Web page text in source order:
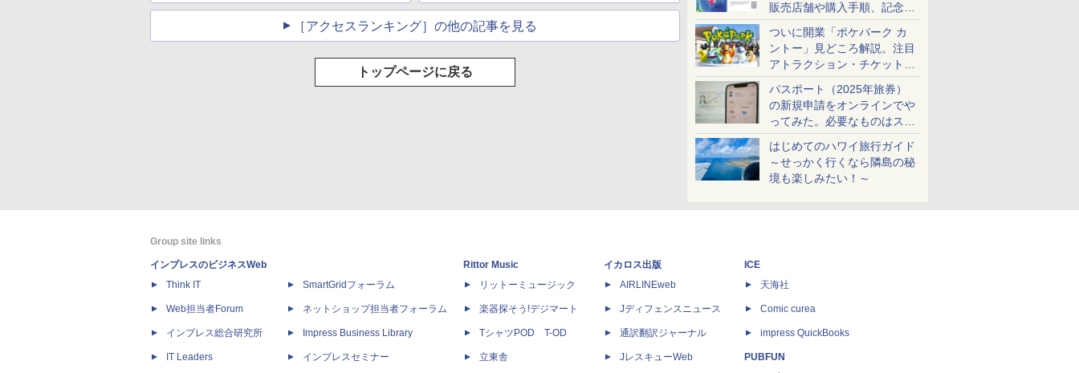
販売店舗や購入手順、記念チ
ケットも解説
ついに開業「ポケパーク カ
ントー」見どころ解説。注目
アトラクション・チケット手
配・来場前に必要な準備は？
パスポート（2025年旅券）
の新規申請をオンラインでや
ってみた。必要なものはスマ
ホとマイナカードのみ
はじめてのハワイ旅行ガイド
～せっかく行くなら隣島の秘
境も楽しみたい！～
［アクセスランキング］の他の記事を見る
トップページに戻る
Group site links
インプレスのビジネスWeb
Think IT
Web担当者Forum
インプレス総合研究所
IT Leaders
SmartGridフォーラム
ネットショップ担当者フォーラム
Impress Business Library
インプレスセミナー
Rittor Music
リットーミュージック
楽器探そう!デジマート
TシャツPOD T-OD
立東舎
イカロス出版
AIRLINEweb
Jディフェンスニュース
通訳翻訳ジャーナル
JレスキューWeb
ICE
天海社
Comic curea
impress QuickBooks
PUBFUN